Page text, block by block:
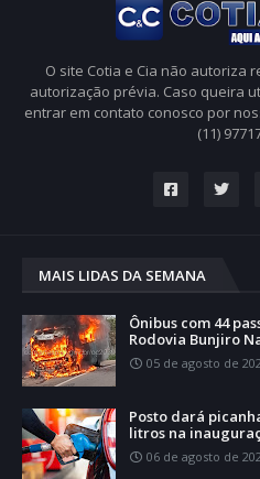
O site Cotia e Cia não autoriza
autorização prévia. Caso queira
entrar em contato conosco por
(11)
MAIS LIDAS DA SEMANA
Ônibus com 44
Rodovia Bunjiro
05 de agosto de
Posto dará
litros na
06 de agosto de